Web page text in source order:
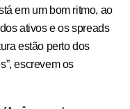
em um bom ritmo, ao
ativos e os spreads
estão perto dos
escrevem os